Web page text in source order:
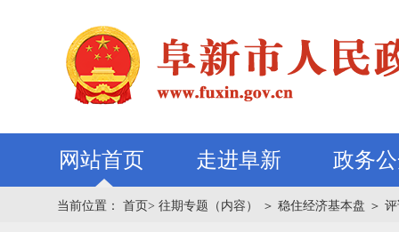
网站首页 走进阜新 政务
当前位置： 首页> 往期专题（内容） ＞ 稳住经济基本盘 ＞